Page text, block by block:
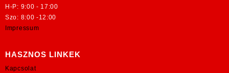
H-P: 9:00 - 17:00
Szo: 8:00 -12:00
Impressum
HASZNOS LINKEK
Kapcsolat